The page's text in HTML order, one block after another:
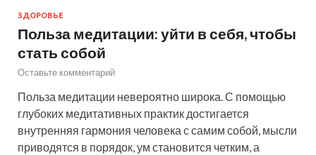
ЗДОРОВЬЕ
Польза медитации: уйти в себя, чтобы
стать собой
Оставьте комментарий
Польза медитации невероятно широка. С помощью
глубоких медитативных практик достигается
внутренняя гармония человека с самим собой, мысли
приводятся в порядок, ум становится четким, а